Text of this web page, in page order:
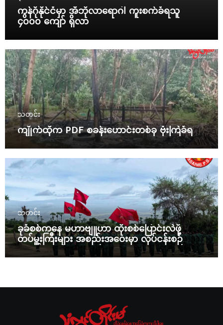
ကွန်ဂိုနိုင်ငံမှာ အီဘိုလာရောဂါ ကူးစက်ခံရသူ
၄၀၀၀ ကျော် ရှိလာ
သတင်း
ကျိုက်ထိုက PDF စခန်းဟောင်းတစ်ခု ဗုံးကြဲခံရ
သတင်း
ခုခံစစ်ကနေ မဟာဗျူဟာ ထိုးစစ်ပြောင်းလဲဖို့
တပ်မှူးကြီးများ အစည်းအဝေးမှာ လုပ်ငန်းစဉ်
ချမှတ်